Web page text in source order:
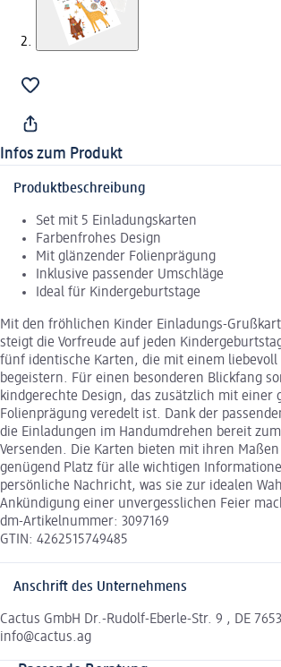
Infos zum Produkt
Produktbeschreibung
Set mit 5 Einladungskarten
Farbenfrohes Design
Mit glänzender Folienprägung
Inklusive passender Umschläge
Ideal für Kindergeburtstage
Mit den fröhlichen Kinder Einladungs-
steigt die Vorfreude auf jeden
fünf identische Karten, die mit einem liebevoll
begeistern. Für einen besonderen Blickfang
kindgerechte Design, das zusätzlich mit einer
Folienprägung veredelt ist. Dank der
die Einladungen im Handumdrehen bereit
Versenden. Die Karten bieten mit ihren Maßen
genügend Platz für alle wichtigen
persönliche Nachricht, was sie zur idealen
Ankündigung einer unvergesslichen Feier
dm-Artikelnummer: 3097169
GTIN: 4262515749485
Anschrift des Unternehmens
Cactus GmbH Dr.-Rudolf-Eberle-Str. 9 , DE
info@cactus.ag